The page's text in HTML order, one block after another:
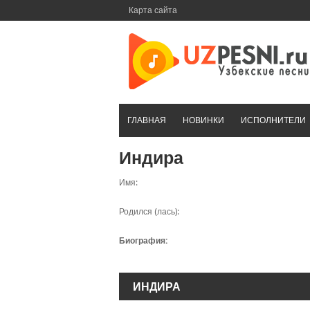
Карта сайта
ГЛАВНАЯ НОВИНКИ ИСПОЛНИТЕЛИ
Индира
Имя:
Родился (лась):
Биография:
ИНДИРА